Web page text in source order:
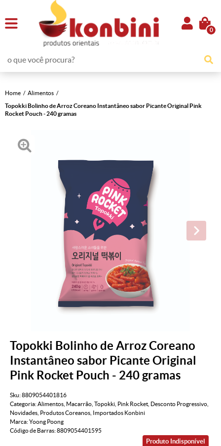
0
Home
Alimentos
Topokki Bolinho de Arroz Coreano Instantâneo sabor Picante Original Pink
Rocket Pouch - 240 gramas
Topokki Bolinho de Arroz Coreano
Instantâneo sabor Picante Original
Pink Rocket Pouch - 240 gramas
Sku:8809054401816
Categoria:Alimentos Macarrão Topokki Pink Rocket Desconto Progressivo
Novidades Produtos Coreanos
Importados Konbini
Marca:Yoong Poong
Código de Barras:8809054401595
Produto Indisponível